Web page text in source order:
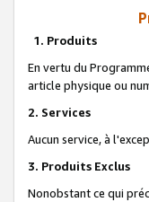
1. Produits
En vertu du
article physique ou
2. Services
Aucun service, à
3. Produits Exclus
Nonobstant ce qui